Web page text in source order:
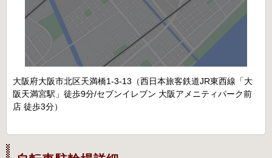
大阪府大阪市北区天満橋1-3-13（西日本旅客鉄道JR東西線「大
阪天満宮駅」徒歩9分/セブンイレブン 大阪アメニティパーク前
店 徒歩3分）